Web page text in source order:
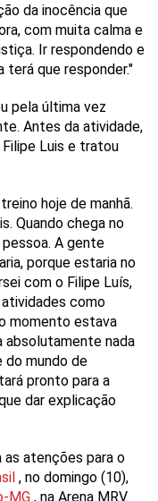
da inocência que
com muita calma e
Ir respondendo e
que responder."
pela última vez
Antes da atividade,
Filipe Luis e tratou
hoje de manhã.
Quando chega no
A gente
porque estaria no
com o Filipe Luís,
como
momento estava
absolutamente nada
do mundo de
pronto para a
dar explicação
as atenções para o
, no domingo (10),
MG , na Arena MRV.